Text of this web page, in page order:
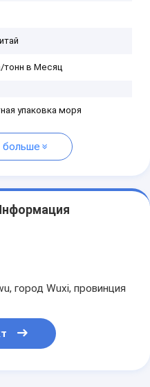
тонн в Месяц
упаковка моря
город Wuxi, провинция